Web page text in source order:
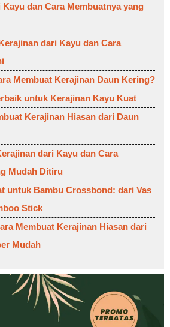
dan Cara Membuatnya yang
dari Kayu dan Cara
Membuat Kerajinan Daun Kering?
untuk Kerajinan Kayu Kuat
Kerajinan Hiasan dari Daun
dari Kayu dan Cara
Mudah Ditiru
untuk Bambu Crossbond: dari Vas
Stick
Membuat Kerajinan Hiasan dari
Mudah